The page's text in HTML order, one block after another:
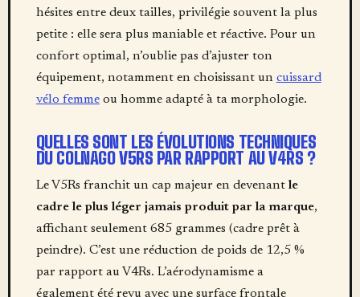
hésites entre deux tailles, privilégie souvent la plus
petite : elle sera plus maniable et réactive. Pour un
confort optimal, n’oublie pas d’ajuster ton
équipement, notamment en choisissant un cuissard
vélo femmeou homme adapté à ta morphologie.
QUELLES SONT LES ÉVOLUTIONS TECHNIQUES
DU COLNAGO V5RS PAR RAPPORT AU V4RS ?
Le V5Rs franchit un cap majeur en devenant le
cadre le plus léger jamais produit par la marque,
affichant seulement 685 grammes (cadre prêt à
peindre). C’est une réduction de poids de 12,5 %
par rapport au V4Rs. L’aérodynamisme a
également été revu avec une surface frontale